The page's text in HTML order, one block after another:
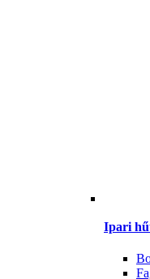
Ipari